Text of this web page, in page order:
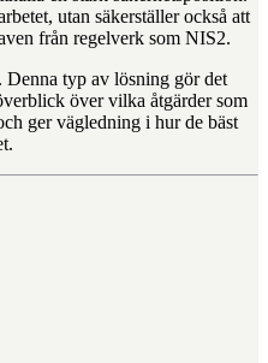
utan säkerställer också att
från regelverk som NIS2.
Denna typ av lösning gör det
över vilka åtgärder som
ger vägledning i hur de bäst